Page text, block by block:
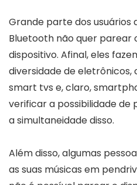
Grande parte dos usuários
Bluetooth não quer parear
dispositivo. Afinal, eles
diversidade de
smart tvs e, claro,
verificar a possibilidade
a simultaneidade disso.
Além disso, algumas
as suas músicas em